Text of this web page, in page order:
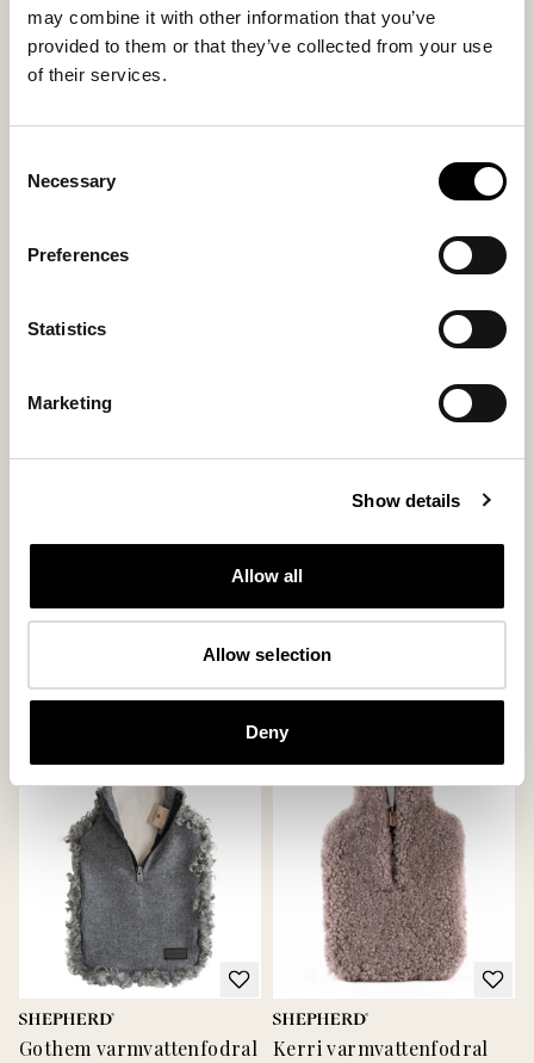
may combine it with other information that you’ve
provided to them or that they’ve collected from your use
of their services.
Selection
Necessary
Preferences
Statistics
Marketing
Show details
Allow all
Allow selection
Deny
Adele laptop-fodral
185 USD
Adele laptop-fodral
Laptopfodral i äkta fårskinn som
Cozy varmvattenfodral
99 USD
Cozy varmvattenfodral
23x35cm
99 USD
Gothem varmvattenfodral Kerri varmvattenfodral